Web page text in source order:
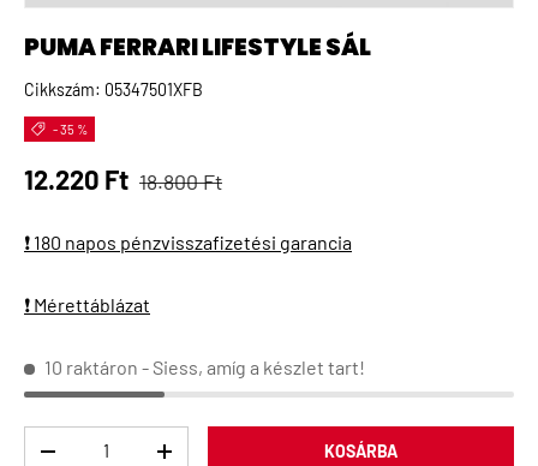
PUMA FERRARI LIFESTYLE SÁL
Cikkszám: 05347501XFB
- 35 %
Eladási ár
12.220 Ft Normál ár
18.800 Ft
❗ 180 napos pénzvisszafizetési garancia
❗ Mérettáblázat
10 raktáron - Siess, amíg a készlet tart!
KOSÁRBA